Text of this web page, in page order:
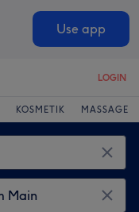
Use app
LOGIN
KOSMETIK MASSAGE